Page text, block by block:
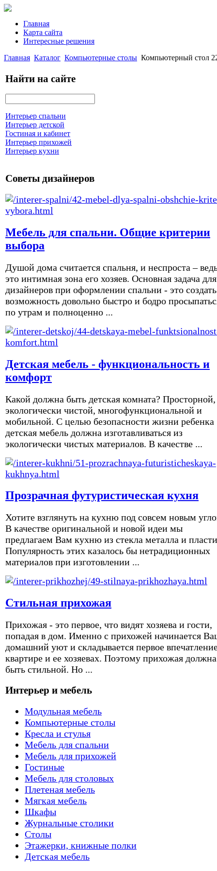
Главная
Карта сайта
Интересные решения
Главная Каталог Компьютерные столы Компьютерный стол
Найти на сайте
Интерьер спальни
Интерьер детской
Гостиная и кабинет
Интерьер прихожей
Интерьер кухни
Советы дизайнеров
Мебель для спальни. Общие критерии
выбора
Душой дома считается спальня, и неспроста –
это интимная зона его хозяев. Основная задача для
дизайнеров при оформлении спальни - это создать
возможность довольно быстро и бодро
по утрам и полноценно ...
Детская мебель - функциональность и
комфорт
Какой должна быть детская комната? Просторной,
экологически чистой, многофункциональной и
мобильной. С целью безопасности жизни ребенка
детская мебель должна изготавливаться из
экологически чистых материалов. В качестве ...
Прозрачная футуристическая кухня
Хотите взглянуть на кухню под совсем новым
В качестве оригинальной и новой идеи мы
предлагаем Вам кухню из стекла металла и
Популярность этих казалось бы нетрадиционных
материалов при изготовлении ...
Стильная прихожая
Прихожая - это первое, что видят хозяева и гости,
попадая в дом. Именно с прихожей начинается
домашний уют и складывается первое
квартире и ее хозяевах. Поэтому прихожая должна
быть стильной. Но ...
Интерьер и мебель
Модульная мебель
Компьютерные столы
Кресла и стулья
Мебель для спальни
Мебель для прихожей
Гостиные
Мебель для столовых
Плетеная мебель
Мягкая мебель
Шкафы
Журнальные столики
Столы
Этажерки, книжные полки
Детская мебель